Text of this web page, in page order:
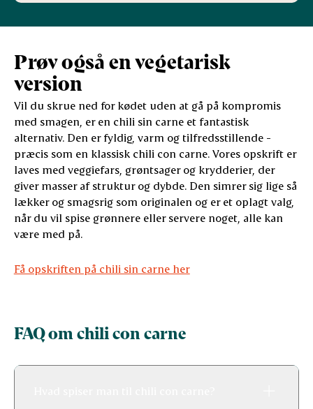
Prøv også en vegetarisk
version
Vil du skrue ned for kødet uden at gå på kompromis
med smagen, er en chili sin carne et fantastisk
alternativ. Den er fyldig, varm og tilfredsstillende -
præcis som en klassisk chili con carne. Vores opskrift er
laves med veggiefars, grøntsager og krydderier, der
giver masser af struktur og dybde. Den simrer sig lige så
lækker og smagsrig som originalen og er et oplagt valg,
når du vil spise grønnere eller servere noget, alle kan
være med på.
Få opskriften på chili sin carne her
FAQ om chili con carne